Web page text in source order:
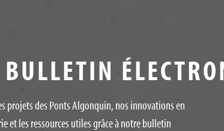
projets des Ponts Algonquin, nos innovations en
et les ressources utiles grâce à notre bulletin